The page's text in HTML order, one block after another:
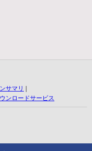
サマリ
ンロードサービス